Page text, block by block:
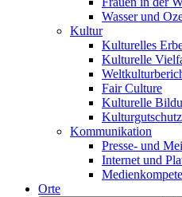
Wasser und
Kultur
Kulturelles
Kulturelle
Fair Culture
Kulturelle
Kulturgutschutz
Kommunikation
Presse- und
Internet und
Orte